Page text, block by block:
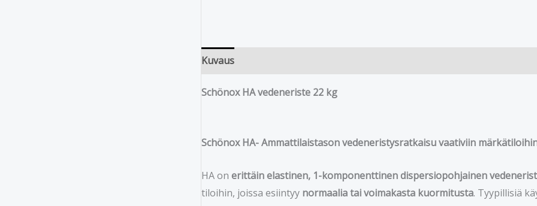
Kuvaus
Schönox HA vedeneriste 22 kg
Schönox HA- Ammattilaistason vedeneristysratkaisu vaativiin
HA on erittäin elastinen, 1-komponenttinen dispersiopohjainen
tiloihin, joissa esiintyy normaalia tai voimakasta kuormitusta. Tyypillisiä